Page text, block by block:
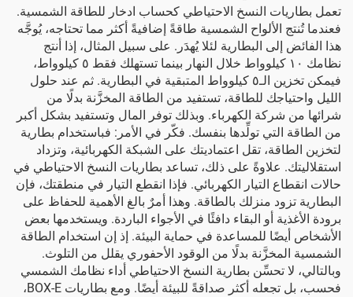
تعمل بطاريات النسخ الاحتياطي كحساب ادخار للطاقة الشمسية.
فعندما تُنتج الألواح الشمسية طاقةً إضافيةً أكثر مما تحتاجه، يُوجَّه
هذا الفائض إلى البطارية لئلا يُهدَر. على سبيل المثال، إذا أنتج
نظامك ١٠ كيلوواط خلال النهار بينما تستهلك فقط ٥ كيلوواط،
فيمكن تخزين الـ٥ كيلوواط المتبقية في البطارية. ثم عند حلول
الليل واحتياجك للطاقة، تستفيد من الطاقة المخزَّنة بدلًا من
شرائها من شركة الكهرباء. وبذلك توفر المال وتستفيد بشكل أكبر
من الطاقة التي تولِّدها بنفسك. فكّر في الأمر: فباستخدام بطارية
لتخزين الطاقة، تقل اعتماديتك على الشبكة الكهربائية، وتزداد
استقلاليتك. علاوةً على ذلك، تساعد بطاريات النسخ الاحتياطي في
حالات انقطاع التيار الكهربائي. فإذا انقطع التيار في منطقتك، فإن
البطارية تزود منزلك بالطاقة. وهذا أمرٌ بالغ الأهمية للحفاظ على
برودة الأغذية أو البقاء دافئًا في الأجواء الباردة. ويستخدمها بعض
الأشخاص أيضًا للمساعدة في حماية البيئة. إذ إن استخدام الطاقة
الشمسية المخزَّنة بدلًا من الوقود الأحفوري يقلل من التلوث.
وبالتالي، لا تحسِّن بطارية النسخ الاحتياطي أداء نظامك الشمسي
فحسب، بل تجعله أكثر صداقةً للبيئة أيضًا. ومع بطاريات BOX-E،